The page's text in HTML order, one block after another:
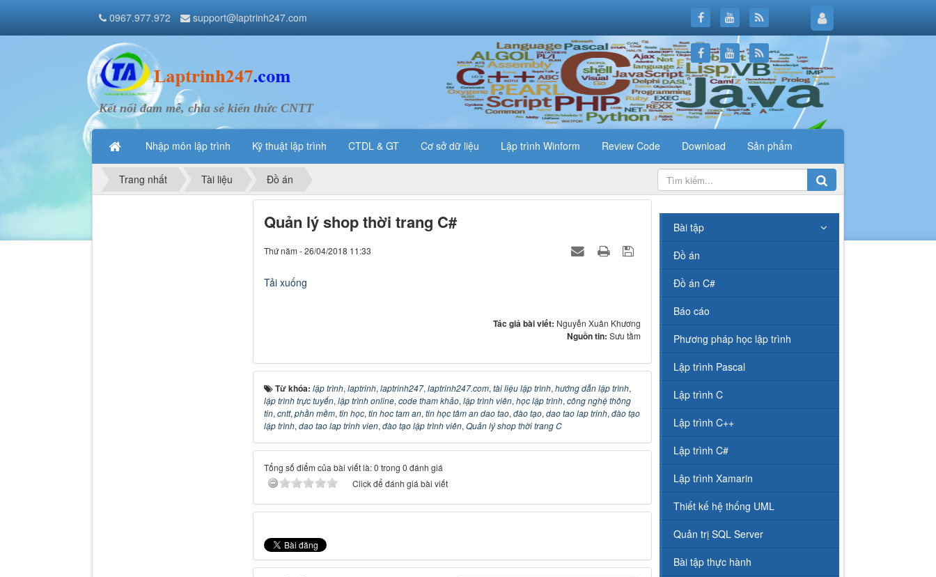
Kết nối đam mê, chia sẻ kiến thức CNTT
Nhập môn lập trình Kỹ thuật lập trình CTDL & GT Cơ sở dữ liệu Lập trình Winform Review Code Download Sản phẩm
0967.977.972 support@laptrinh247.com
Trang nhất Tài liệu Đồ án
Quản lý shop thời trang C#
Thứ năm - 26/04/2018 11:33
Tải xuống
Tác giả bài viết: Nguyễn Xuân Khương
Nguồn tin:Sưu tầm
Từ khóa: lập trình, laptrinh, laptrinh247, laptrinh247.com, tài liệu lập trình, hướng dẫn lập trình,
lập trình trực tuyến, lập trình online, code tham khảo, lập trình viên, học lập trình, công nghệ thông
tin, cntt, phần mềm, tin học, tin hoc tam an, tin học tâm an dao tao, đào tạo, dao tao lap trinh, đào tạo
lập trình, dao tao lap trinh vien, đào tạo lập trình viên, Quản lý shop thời trang C
Tổng số điểm của bài viết là: 0 trong 0 đánh giá
Click để đánh giá bài viết
Bài tập
Đồ án
Đồ án C#
Báo cáo
Phương pháp học lập trình
Lập trình Pascal
Lập trình C
Lập trình C++
Lập trình C#
Lập trình Xamarin
Thiết kế hệ thống UML
Quản trị SQL Server
Bài tập thực hành